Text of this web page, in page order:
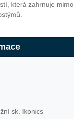
která zahrnuje
sk. Ikonics